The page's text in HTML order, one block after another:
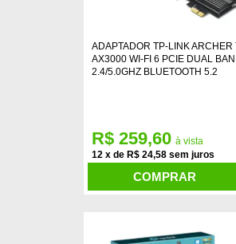
ADAPTADOR TP-LINK ARCHER
AX3000 WI-FI 6 PCIE DUAL
2.4/5.0GHZ BLUETOOTH 5.2
12 x de R$ 24,58
R$ 259,60
COMPRAR